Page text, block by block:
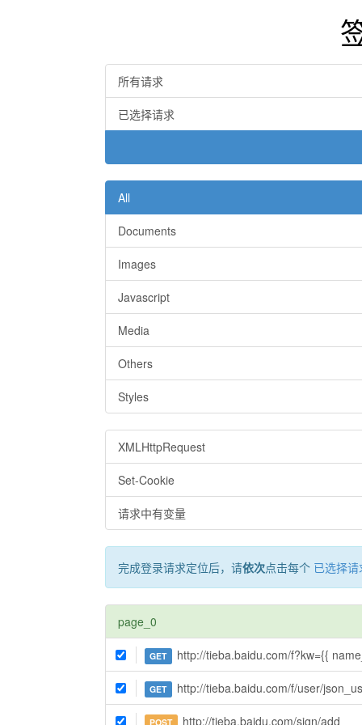
所有请求
已选择请求
All
Documents
Images
Javascript
Media
Others
Styles
XMLHttpRequest
Set-Cookie
请求中有变量
完成登录请求定位后，请依次点击每个 已选择请
page_0
GET http://tieba.baidu.com/f?kw={{
GET http://tieba.baidu.com/f/user/
POST http://tieba.baidu.com/sign/add